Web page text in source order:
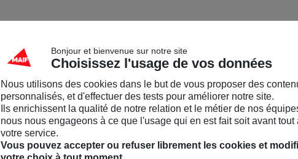
Bonjour et bienvenue sur notre site
Choisissez l'usage de vos données
Nous utilisons des cookies dans le but de vous proposer des
personnalisés, et d'effectuer des tests pour améliorer notre site.
Ils enrichissent la qualité de notre relation et le métier de nos
nous nous engageons à ce que l'usage qui en est fait soit avant tout
votre service.
Vous pouvez accepter ou refuser librement les cookies et